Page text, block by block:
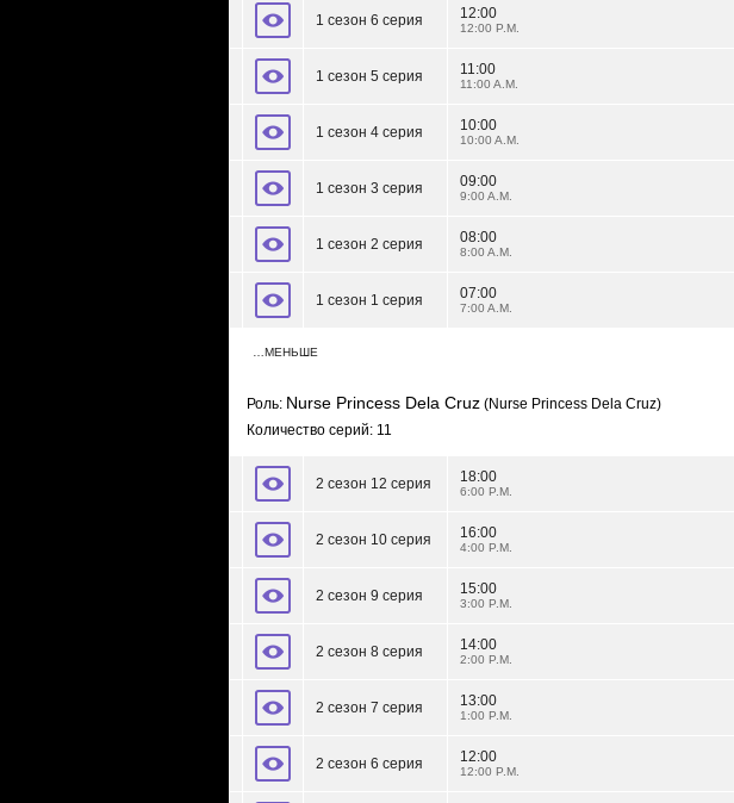
1 сезон 6 серия 12:00
12:00 P.M.
1 сезон 5 серия 11:00
11:00 A.M.
1 сезон 4 серия 10:00
10:00 A.M.
1 сезон 3 серия 09:00
9:00 A.M.
1 сезон 2 серия 08:00
8:00 A.M.
1 сезон 1 серия 07:00
7:00 A.M.
…МЕНЬШЕ
Роль: Nurse Princess Dela Cruz (Nurse Princess Dela Cruz)
Количество серий: 11
2 сезон 12 серия 18:00
6:00 P.M.
2 сезон 10 серия 16:00
4:00 P.M.
2 сезон 9 серия 15:00
3:00 P.M.
2 сезон 8 серия 14:00
2:00 P.M.
2 сезон 7 серия 13:00
1:00 P.M.
2 сезон 6 серия 12:00
12:00 P.M.